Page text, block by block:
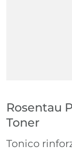
Rosentau
Toner
Tonico